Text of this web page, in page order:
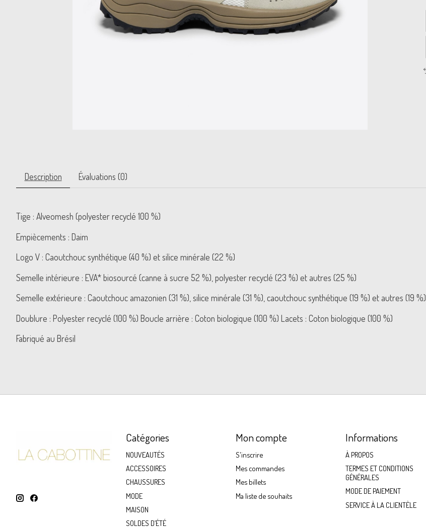
Description Évaluations (0)
Tige : Alveomesh (polyester recyclé 100 %)
Empiècements : Daim
Logo V : Caoutchouc synthétique (40 %) et silice minérale (22 %)
Semelle intérieure : EVA* biosourcé (canne à sucre 52 %), polyester recyclé (23 %) et autres (25 %)
Semelle extérieure : Caoutchouc amazonien (31 %), silice minérale (31 %), caoutchouc synthétique (19 %) et autres (19 %)
Doublure : Polyester recyclé (100 %) Boucle arrière : Coton biologique (100 %) Lacets : Coton biologique (100 %)
Fabriqué au Brésil
Catégories
NOUVEAUTÉS
ACCESSOIRES
CHAUSSURES
MODE
MAISON
SOLDES D’ÉTÉ
Mon compte
S'inscrire
Mes commandes
Mes billets
Ma liste de souhaits
Informations
À PROPOS
TERMES ET CONDITIONS
GÉNÉRALES
MODE DE PAIEMENT
SERVICE À LA CLIENTÈLE